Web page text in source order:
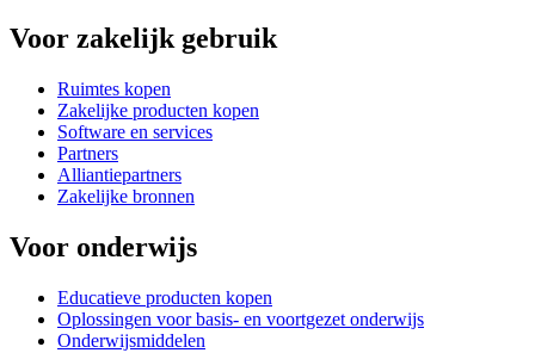
Voor zakelijk gebruik
Ruimtes kopen
Zakelijke producten kopen
Software en services
Partners
Alliantiepartners
Zakelijke bronnen
Voor onderwijs
Educatieve producten kopen
Oplossingen voor basis- en voortgezet onderwijs
Onderwijsmiddelen